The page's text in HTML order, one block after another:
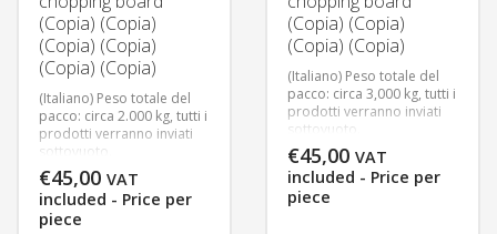
(Copia) (Copia)
(Copia) (Copia)
(Copia) (Copia)
(Italiano) Peso totale del
pacco: circa 2.000 kg, tutti i
prodotti verranno inviati
sottovuoto.
Consegna in 3 gg
lavorativi, per consentirci
un’adeguata preparazione
della merce.
€45,00 VAT
included - Price per
piece
(Copia) (Copia)
(Copia) (Copia)
(Italiano) Peso totale del
pacco: circa 3,000 kg, tutti i
prodotti verranno inviati
sottovuoto.
Consegna in 3 gg
lavorativi, per consentirci
un’adeguata preparazione
della merce.
€45,00 VAT
included - Price per
piece